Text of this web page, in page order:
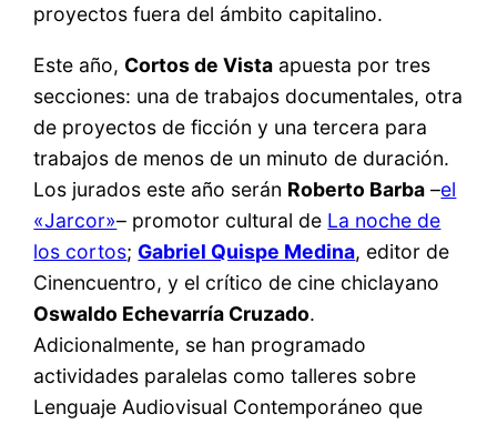
proyectos fuera del ámbito capitalino.
Este año, Cortos de Vista apuesta por tres
secciones: una de trabajos documentales, otra
de proyectos de ficción y una tercera para
trabajos de menos de un minuto de duración.
Los jurados este año serán Roberto Barba –el
«Jarcor»– promotor cultural de La noche de
los cortos; Gabriel Quispe Medina, editor de
Cinencuentro, y el crítico de cine chiclayano
Oswaldo Echevarría Cruzado.
Adicionalmente, se han programado
actividades paralelas como talleres sobre
Lenguaje Audiovisual Contemporáneo que